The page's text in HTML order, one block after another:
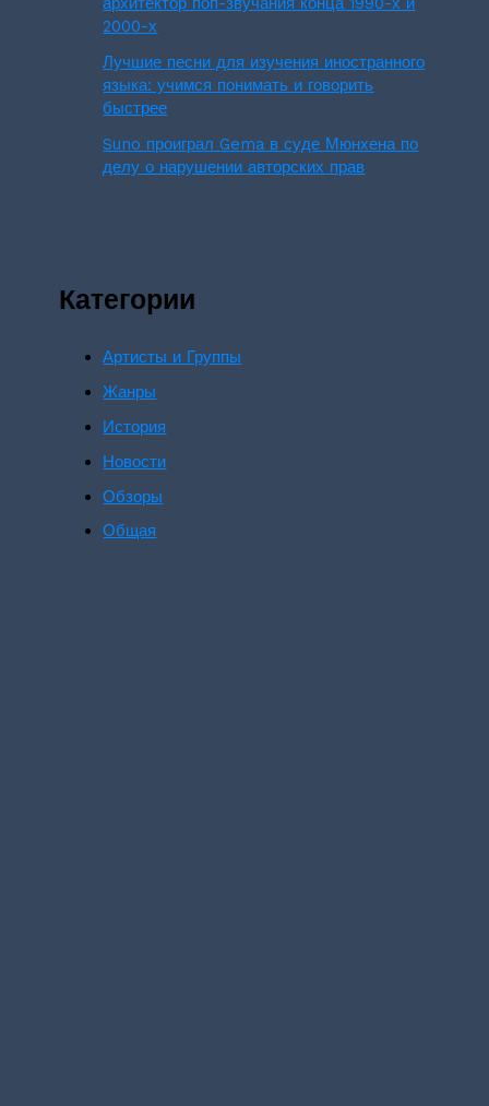
2000-х
Лучшие песни для изучения иностранного
языка: учимся понимать и говорить
быстрее
Suno проиграл Gema в суде Мюнхена по
делу о нарушении авторских прав
Категории
Артисты и Группы
Жанры
История
Новости
Обзоры
Общая